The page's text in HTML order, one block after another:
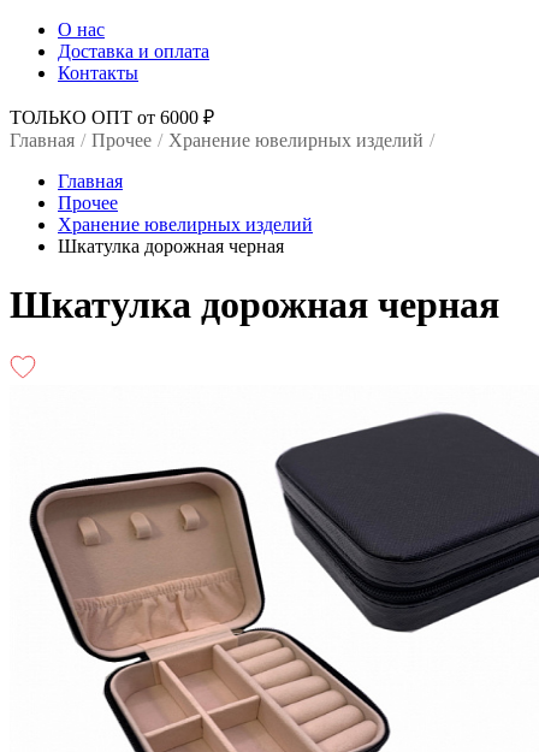
О нас
Доставка и оплата
Контакты
ТОЛЬКО ОПТ от 6000 ₽
Главная / Прочее / Хранение ювелирных изделий /
Главная
Прочее
Хранение ювелирных изделий
Шкатулка дорожная черная
Шкатулка дорожная черная